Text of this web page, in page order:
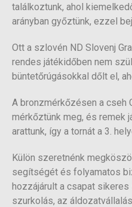
találkoztunk, ahol
arányban győztünk, ezzel
Ott a szlovén ND Slovenj
rendes játékidőben nem
büntetőrúgásokkal dőlt el,
A bronzmérkőzésen a cseh
mérkőztünk meg, és remek
arattunk, így a tornát a 3.
Külön szeretnénk
segítségét és folyamatos
hozzájárult a csapat
szurkolás, az